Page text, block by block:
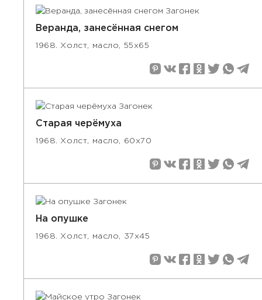
Веранда, занесённая снегом
1968. Холст, масло, 55х65
Старая черёмуха
1968. Холст, масло, 60х70
На опушке
1968. Холст, масло, 37х45